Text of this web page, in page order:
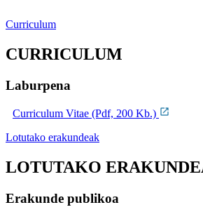
Curriculum
CURRICULUM
Laburpena
Curriculum Vitae (Pdf, 200 Kb.)
Lotutako erakundeak
LOTUTAKO
Erakunde publikoa